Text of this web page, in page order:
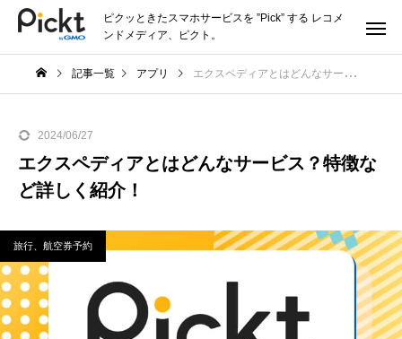
ピクッときたスマホサービスを ”Pick” する レコメ
ンドメディア、ピクト。
記事一覧 アプリ エクスペディアとはどんなサービス？特徴など詳しく紹介！
2024/06/27
エクスペディアとはどんなサービス？特徴な
ど詳しく紹介！
旅行、航空券予約